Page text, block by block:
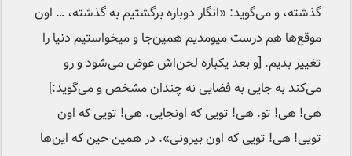
گذشته، و می‌گوید: «انگار دوباره برگشتیم به گذشته، … اون
موقع‌ها هم درست میومدیم همین‌جا و میخواستیم دنیا را
تغییر بدیم. [و بعد یکباره لحن‌اش عوض می‌شود و رو
می‌کند به جایی به فضایی نه چندان مشخص و می‌گوید:]
هی! هی! تو. هی! تویی که اونجایی. هی! تویی که اون
تویی! هی! تویی که اون بیرونی». در همین حین که این‌ها